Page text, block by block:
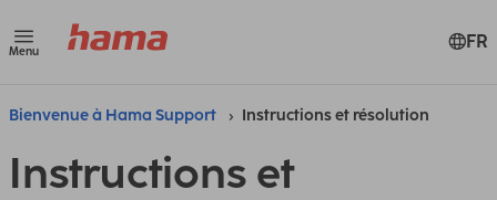
Menu FR
Bienvenue à Hama Support Instructions et résolution
Instructions et